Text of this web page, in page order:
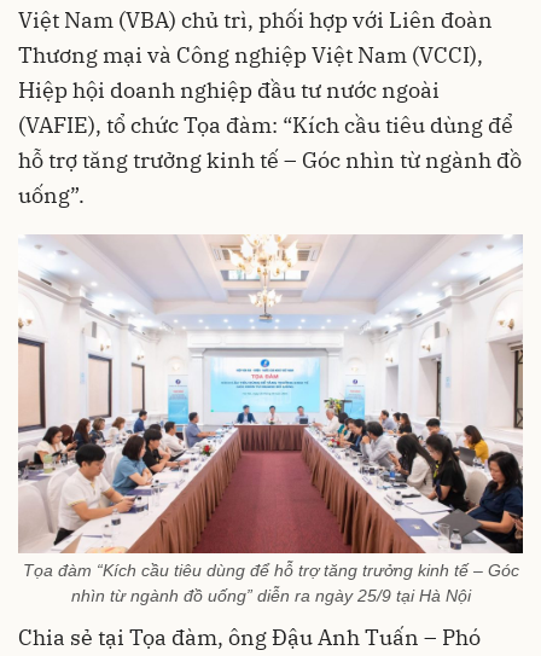
Việt Nam (VBA) chủ trì, phối hợp với Liên đoàn
Thương mại và Công nghiệp Việt Nam (VCCI),
Hiệp hội doanh nghiệp đầu tư nước ngoài
(VAFIE), tổ chức Tọa đàm: “Kích cầu tiêu dùng để
hỗ trợ tăng trưởng kinh tế – Góc nhìn từ ngành đồ
uống”.
Tọa đàm “Kích cầu tiêu dùng để hỗ trợ tăng trưởng kinh tế – Góc
nhìn từ ngành đồ uống” diễn ra ngày 25/9 tại Hà Nội
Chia sẻ tại Tọa đàm, ông Đậu Anh Tuấn – Phó